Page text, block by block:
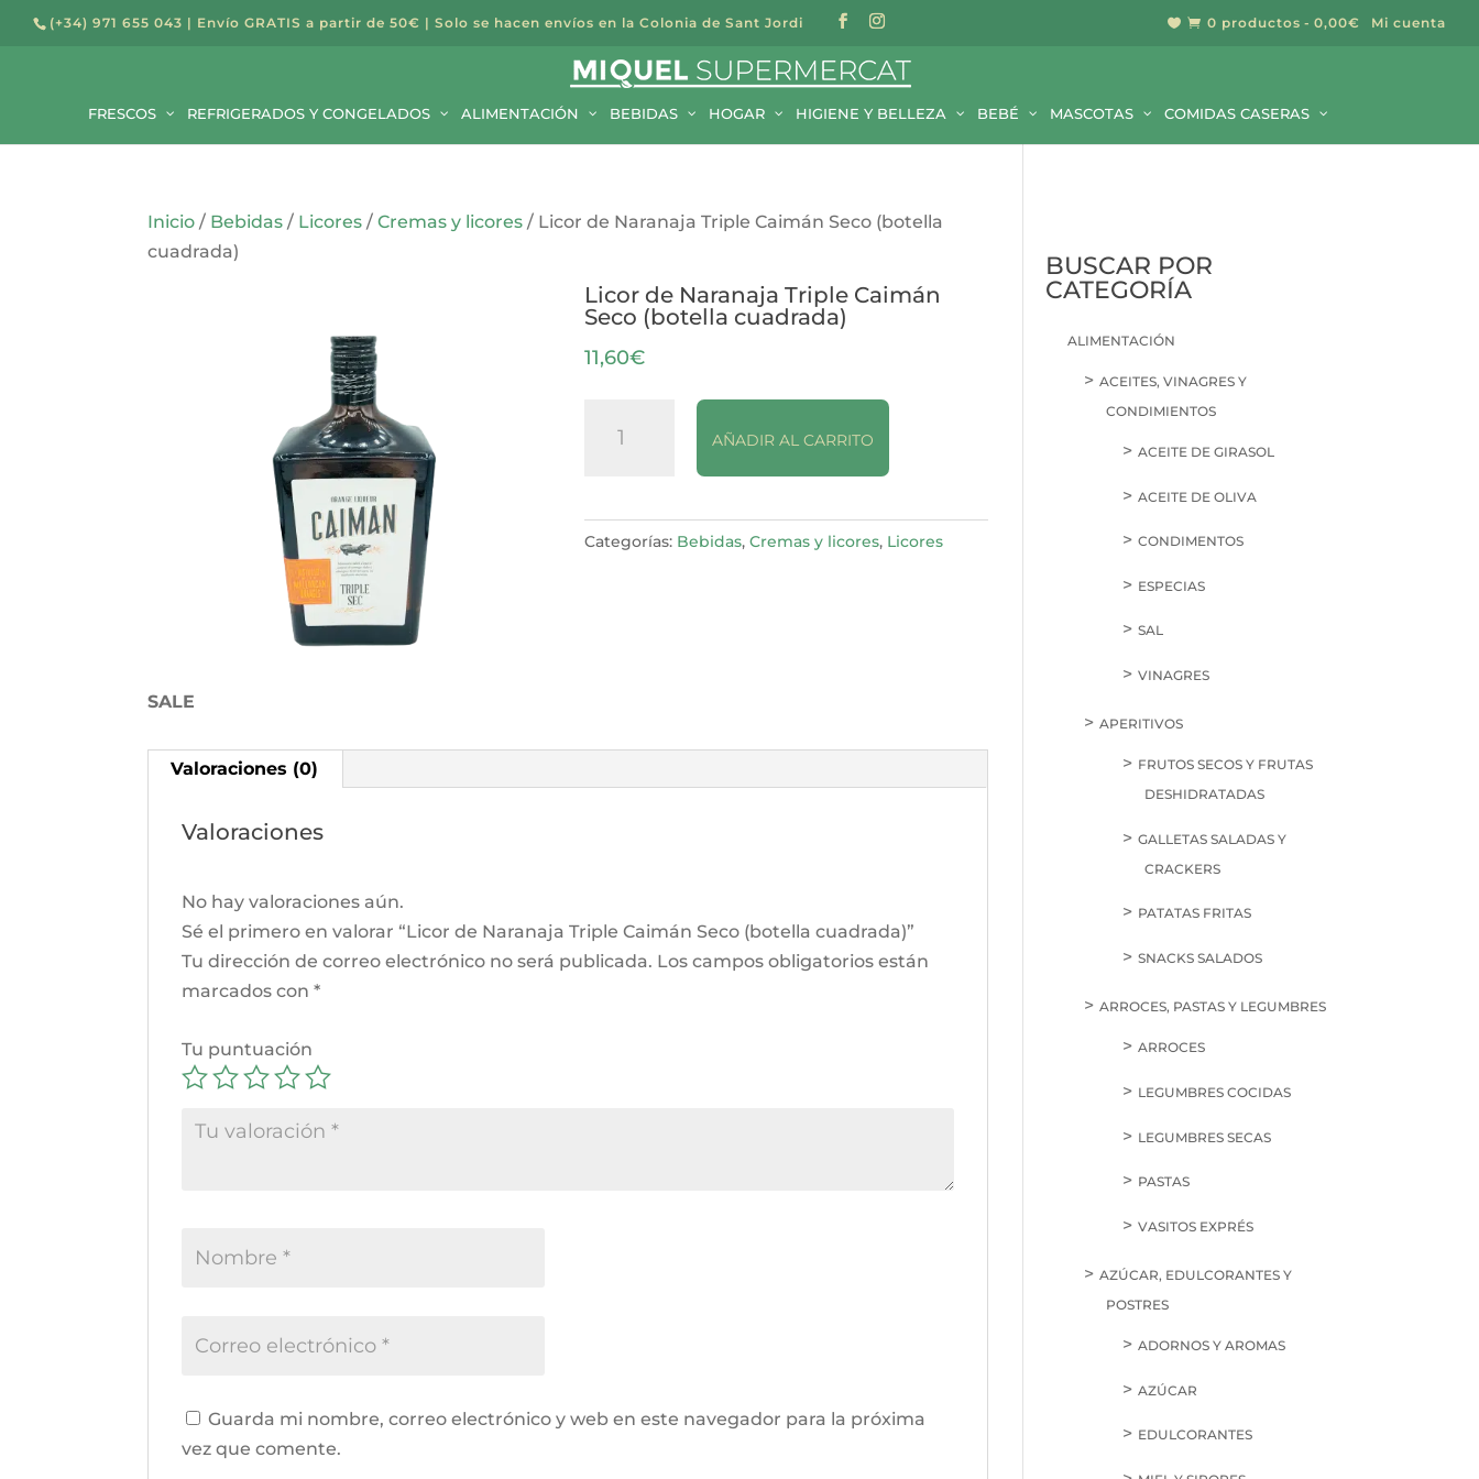
(+34) 971 655 043 | Envío GRATIS a partir de 50€ | Solo se hacen envíos en la Colonia de Sant Jordi Mi cuenta
  0 productos 0,00€
FRESCOS REFRIGERADOS Y CONGELADOS ALIMENTACIÓN BEBIDAS HOGAR HIGIENE Y BELLEZA BEBÉ MASCOTAS COMIDAS CASERAS
productos
Inicio / Bebidas / Licores /Cremas y licores / Licor de Naranaja Triple Caimán Seco (botella
cuadrada)
SALE
Licor de Naranaja Triple Caimán
Seco (botella cuadrada)
11,60€
Caimán
AÑADIR AL CARRITO
Categorías: Bebidas,Cremas y licores, Licores
Valoraciones (0)
Valoraciones
No hay valoraciones aún.
Sé el primero en valorar “Licor de Naranaja Triple Caimán Seco (botella cuadrada)”
Tu dirección de correo electrónico no será publicada. Los campos obligatorios están
marcados con*
Tu puntuación
Guarda mi nombre, correo electrónico y web en este navegador para la próxima
vez que comente.
BUSCAR POR
CATEGORÍA
ALIMENTACIÓN
ACEITES, VINAGRES Y
CONDIMIENTOS
ACEITE DE GIRASOL
ACEITE DE OLIVA
CONDIMENTOS
ESPECIAS
SAL
VINAGRES
APERITIVOS
FRUTOS SECOS Y FRUTAS
DESHIDRATADAS
GALLETAS SALADAS Y
CRACKERS
PATATAS FRITAS
SNACKS SALADOS
ARROCES, PASTAS Y LEGUMBRES
ARROCES
LEGUMBRES COCIDAS
LEGUMBRES SECAS
PASTAS
VASITOS EXPRÉS
AZÚCAR, EDULCORANTES Y
POSTRES
ADORNOS Y AROMAS
AZÚCAR
EDULCORANTES